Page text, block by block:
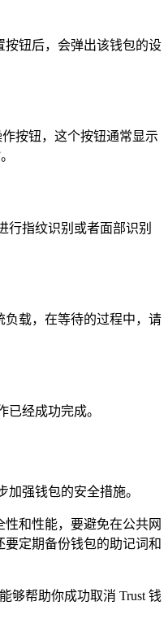
钮后，会弹出该钱包的设
按钮，这个按钮通常显示
行指纹识别或者面部识别
载，在等待的过程中，请
经成功完成。
强钱包的安全措施。
和性能，要避免在公共网
定期备份钱包的助记词和
够帮助你成功取消 Trust 钱